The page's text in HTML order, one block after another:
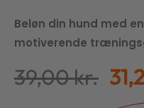
Beløn din hund med
motiverende
39,00kr.